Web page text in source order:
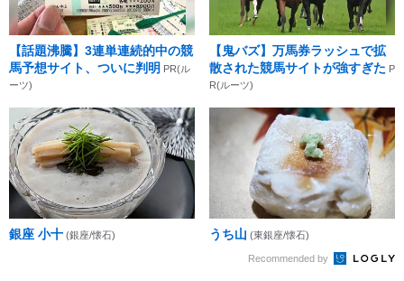
【話題沸騰】3連単連続的中の競
馬予想サイト、ついに判明 PR(ル
ーツ)
【鬼バズ】万馬券ラッシュで拡
散された競馬サイトが強すぎた P
R(ルーツ)
銀座 小十 (銀座/懐石) うち山 (東銀座/懐石)
Recommended by